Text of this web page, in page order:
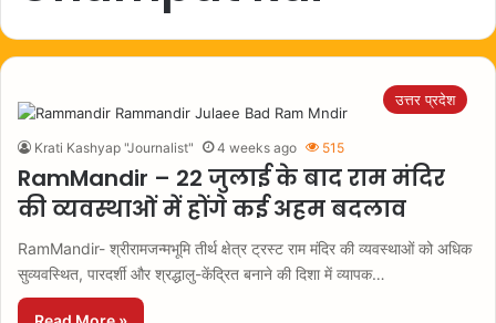
उत्तर प्रदेश
Krati Kashyap "Journalist" 4 weeks ago 515
RamMandir – 22 जुलाई के बाद राम मंदिर
की व्यवस्थाओं में होंगे कई अहम बदलाव
RamMandir- श्रीरामजन्मभूमि तीर्थ क्षेत्र ट्रस्ट राम मंदिर की व्यवस्थाओं को अधिक
सुव्यवस्थित, पारदर्शी और श्रद्धालु-केंद्रित बनाने की दिशा में व्यापक…